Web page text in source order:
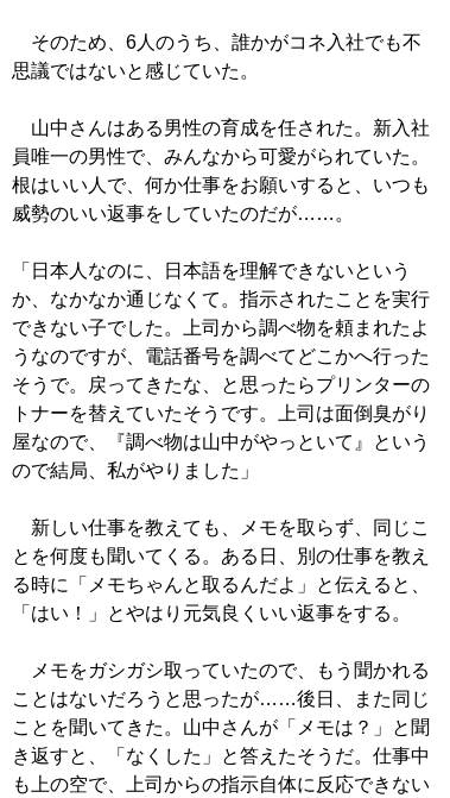
そのため、6人のうち、誰かがコネ入社でも不
思議ではないと感じていた。
山中さんはある男性の育成を任された。新入社
員唯一の男性で、みんなから可愛がられていた。
根はいい人で、何か仕事をお願いすると、いつも
威勢のいい返事をしていたのだが……。
「日本人なのに、日本語を理解できないという
か、なかなか通じなくて。指示されたことを実行
できない子でした。上司から調べ物を頼まれたよ
うなのですが、電話番号を調べてどこかへ行った
そうで。戻ってきたな、と思ったらプリンターの
トナーを替えていたそうです。上司は面倒臭がり
屋なので、『調べ物は山中がやっといて』という
ので結局、私がやりました」
新しい仕事を教えても、メモを取らず、同じこ
とを何度も聞いてくる。ある日、別の仕事を教え
る時に「メモちゃんと取るんだよ」と伝えると、
「はい！」とやはり元気良くいい返事をする。
メモをガシガシ取っていたので、もう聞かれる
ことはないだろうと思ったが……後日、また同じ
ことを聞いてきた。山中さんが「メモは？」と聞
き返すと、「なくした」と答えたそうだ。仕事中
も上の空で、上司からの指示自体に反応できない